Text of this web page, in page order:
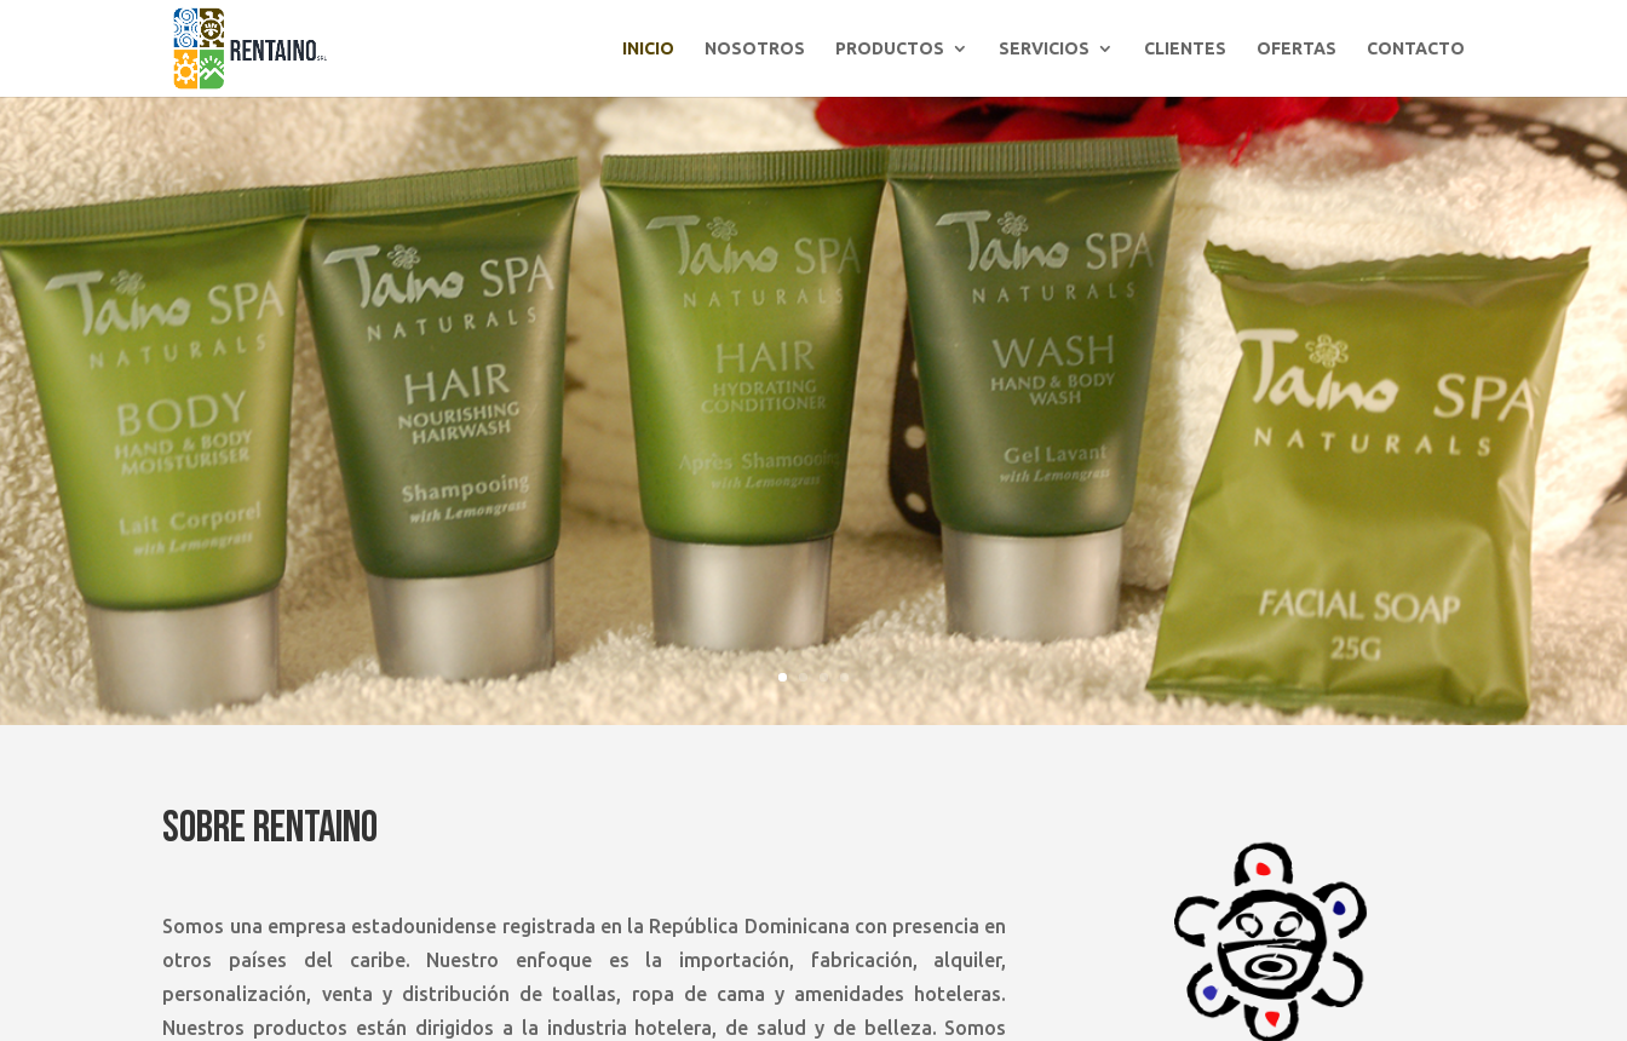
INICIO NOSOTROS PRODUCTOS SERVICIOS CLIENTES OFERTAS CONTACTO
SOBRE RENTAINO
Somos una empresa estadounidense registrada en la República Dominicana con presencia en
otros países del caribe. Nuestro enfoque es la importación, fabricación, alquiler,
personalización, venta y distribución de toallas, ropa de cama y amenidades hoteleras.
Nuestros productos están dirigidos a la industria hotelera, de salud y de belleza. Somos